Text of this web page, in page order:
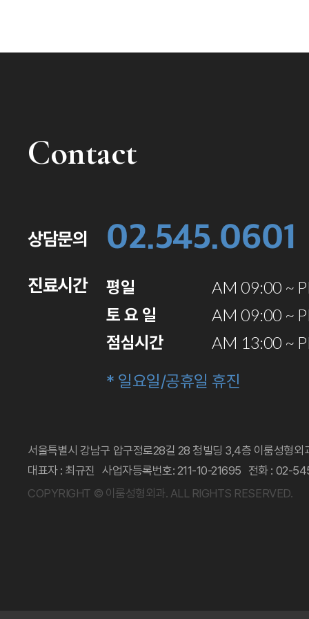
Contact
상담문의 02.545.0601
진료시간 평일
AM 09:00 ~
토 요 일
AM 09:00 ~
점심시간
AM 13:00 ~
* 일요일/공휴일 휴진
서울특별시 강남구 압구정로28길 28 청빌딩 3,4층 이룸성형외
대표자 : 최규진
사업자등록번호: 211-10-21695 전화 : 02-
COPYRIGHT © 이룸성형외과. ALL RIGHTS RESERVED.